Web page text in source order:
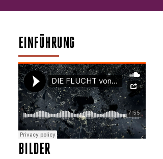
EINFÜHRUNG
BILDER